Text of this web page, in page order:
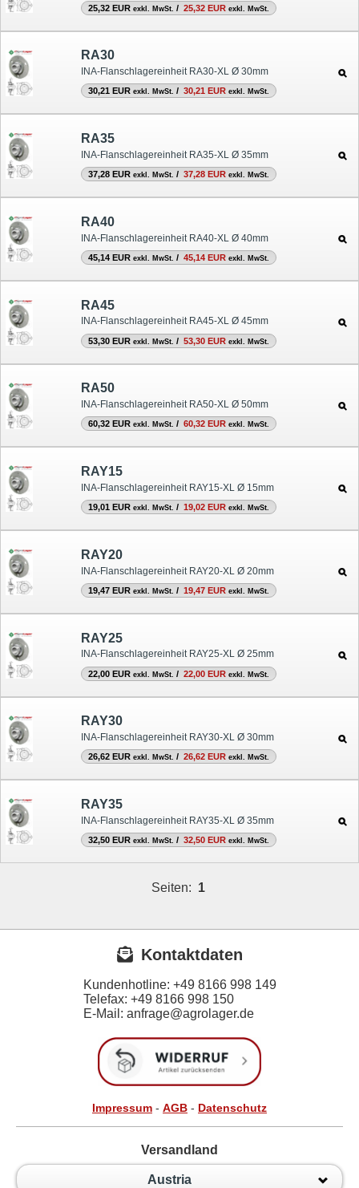
25,32 EUR exkl. MwSt. / 25,32 EUR exkl. MwSt.
RA30
INA-Flanschlagereinheit RA30-XL Ø 30mm
30,21 EUR exkl. MwSt. / 30,21 EUR exkl. MwSt.
RA35
INA-Flanschlagereinheit RA35-XL Ø 35mm
37,28 EUR exkl. MwSt. / 37,28 EUR exkl. MwSt.
RA40
INA-Flanschlagereinheit RA40-XL Ø 40mm
45,14 EUR exkl. MwSt. / 45,14 EUR exkl. MwSt.
RA45
INA-Flanschlagereinheit RA45-XL Ø 45mm
53,30 EUR exkl. MwSt. / 53,30 EUR exkl. MwSt.
RA50
INA-Flanschlagereinheit RA50-XL Ø 50mm
60,32 EUR exkl. MwSt. / 60,32 EUR exkl. MwSt.
RAY15
INA-Flanschlagereinheit RAY15-XL Ø 15mm
19,01 EUR exkl. MwSt. / 19,02 EUR exkl. MwSt.
RAY20
INA-Flanschlagereinheit RAY20-XL Ø 20mm
19,47 EUR exkl. MwSt. / 19,47 EUR exkl. MwSt.
RAY25
INA-Flanschlagereinheit RAY25-XL Ø 25mm
22,00 EUR exkl. MwSt. / 22,00 EUR exkl. MwSt.
RAY30
INA-Flanschlagereinheit RAY30-XL Ø 30mm
26,62 EUR exkl. MwSt. / 26,62 EUR exkl. MwSt.
RAY35
INA-Flanschlagereinheit RAY35-XL Ø 35mm
32,50 EUR exkl. MwSt. / 32,50 EUR exkl. MwSt.
Seiten: 1
Kontaktdaten
Kundenhotline: +49 8166 998 149
Telefax: +49 8166 998 150
E-Mail: anfrage@agrolager.de
Impressum - AGB - Datenschutz
Versandland
Austria